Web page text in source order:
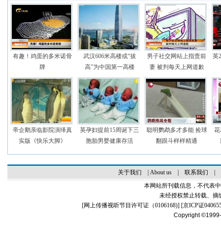
有趣！鸡蛋的多米诺骨
牌
武汉606米高楼或“拔
高”为中国第一高楼
男子社交网站上指责前
妻 被判每天上网道歉
英
帝企鹅亲临影院演绎真
实版《快乐大脚》
英孕妇提前15周诞下三
胞胎男婴健康存活
聪明鹦鹉多才多能 捡球
翻跟斗样样精通
关于我们 About us| 联系我们
本网站所刊载信息，不代表
未经授权禁止转载、摘
[网上传播视听节目许可证（0106168)] [京ICP证
Copyright